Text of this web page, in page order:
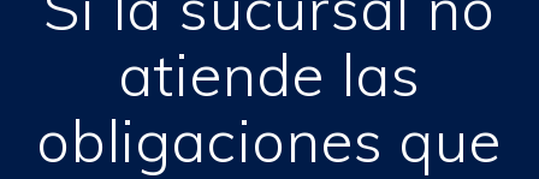
atiende las
obligaciones que